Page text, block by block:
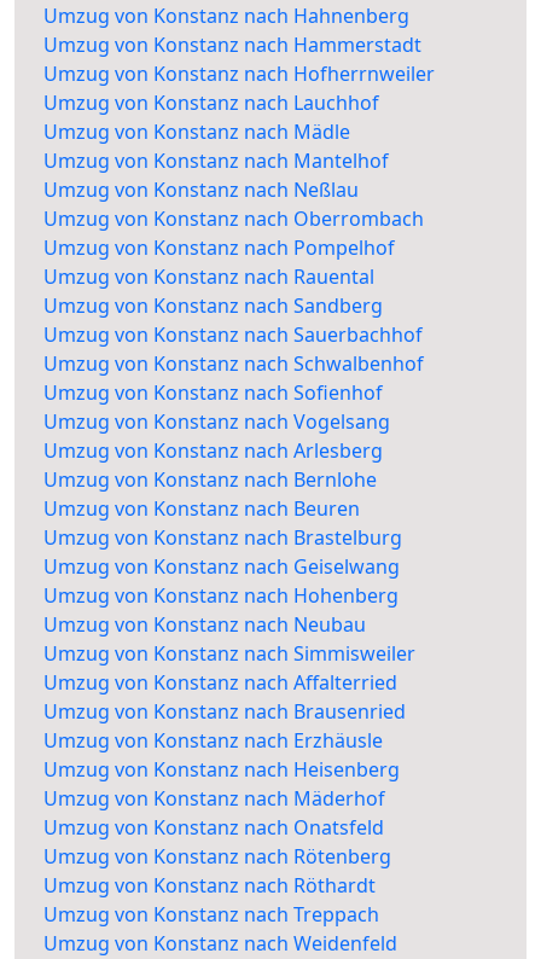
Umzug von Konstanz nach Hahnenberg
Umzug von Konstanz nach Hammerstadt
Umzug von Konstanz nach Hofherrnweiler
Umzug von Konstanz nach Lauchhof
Umzug von Konstanz nach Mädle
Umzug von Konstanz nach Mantelhof
Umzug von Konstanz nach Neßlau
Umzug von Konstanz nach Oberrombach
Umzug von Konstanz nach Pompelhof
Umzug von Konstanz nach Rauental
Umzug von Konstanz nach Sandberg
Umzug von Konstanz nach Sauerbachhof
Umzug von Konstanz nach Schwalbenhof
Umzug von Konstanz nach Sofienhof
Umzug von Konstanz nach Vogelsang
Umzug von Konstanz nach Arlesberg
Umzug von Konstanz nach Bernlohe
Umzug von Konstanz nach Beuren
Umzug von Konstanz nach Brastelburg
Umzug von Konstanz nach Geiselwang
Umzug von Konstanz nach Hohenberg
Umzug von Konstanz nach Neubau
Umzug von Konstanz nach Simmisweiler
Umzug von Konstanz nach Affalterried
Umzug von Konstanz nach Brausenried
Umzug von Konstanz nach Erzhäusle
Umzug von Konstanz nach Heisenberg
Umzug von Konstanz nach Mäderhof
Umzug von Konstanz nach Onatsfeld
Umzug von Konstanz nach Rötenberg
Umzug von Konstanz nach Röthardt
Umzug von Konstanz nach Treppach
Umzug von Konstanz nach Weidenfeld